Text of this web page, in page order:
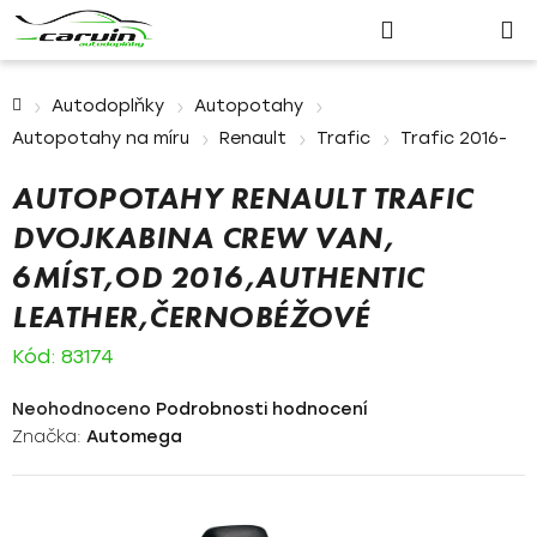
Přihlášení
košík
Autodoplňky
Autopotahy
Autopotahy na míru
Renault Trafic Trafic 2016-
AUTOPOTAHY RENAULT TRAFIC
DVOJKABINA CREW VAN,
6MÍST,OD 2016,AUTHENTIC
LEATHER,ČERNOBÉŽOVÉ
Kód: 83174
Průměrné
hodnocení
Neohodnoceno Podrobnosti hodnocení
Značka: Automega